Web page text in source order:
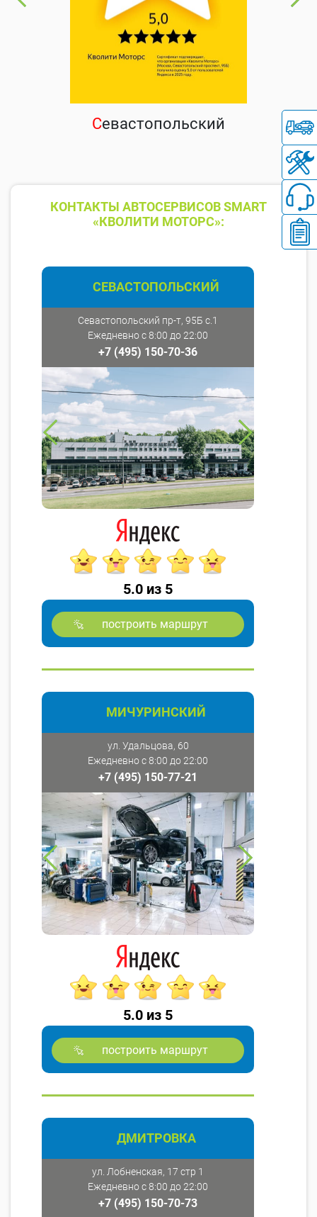
Севастопольский
КОНТАКТЫ АВТОСЕРВИСОВ SMART
«КВОЛИТИ МОТОРС»:
СЕВАСТОПОЛЬСКИЙ
Севастопольский пр-т, 95Б с.1
Ежедневно с 8:00 до 22:00
+7 (495) 150-70-36
5.0 из 5
построить маршрут
МИЧУРИНСКИЙ
ул. Удальцова, 60
Ежедневно с 8:00 до 22:00
+7 (495) 150-77-21
5.0 из 5
построить маршрут
ДМИТРОВКА
ул. Лобненская, 17 стр 1
Ежедневно с 8:00 до 22:00
+7 (495) 150-70-73